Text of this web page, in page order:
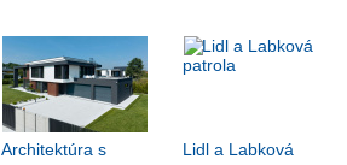
Architektúra s
Lidl a Labková